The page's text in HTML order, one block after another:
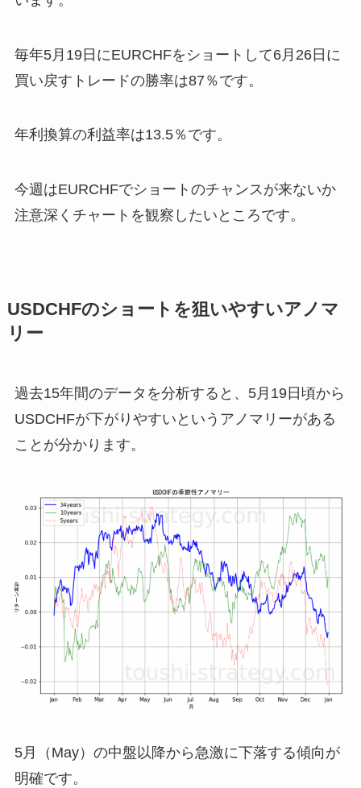
毎年5月19日にEURCHFをショートして6月26日に
買い戻すトレードの勝率は87％です。
年利換算の利益率は13.5％です。
今週はEURCHFでショートのチャンスが来ないか
注意深くチャートを観察したいところです。
USDCHFのショートを狙いやすいアノマ
リー
過去15年間のデータを分析すると、5月19日頃から
USDCHFが下がりやすいというアノマリーがある
ことが分かります。
5月（May）の中盤以降から急激に下落する傾向が
明確です。